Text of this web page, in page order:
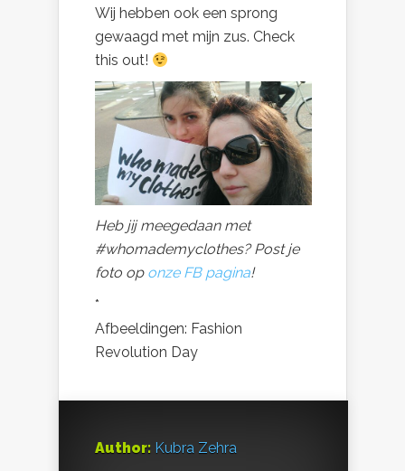
Wij hebben ook een sprong
gewaagd met mijn zus. Check
this out!
Heb jij meegedaan met
#whomademyclothes? Post je
foto op onze FB pagina!
*
Afbeeldingen: Fashion
Revolution Day
Author: Kubra Zehra